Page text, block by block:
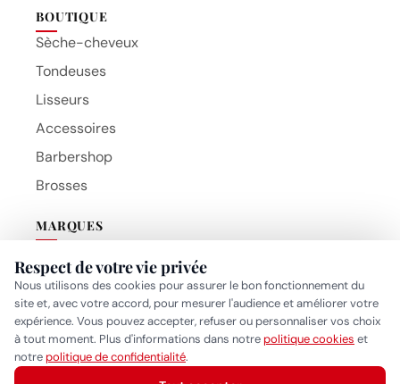
BOUTIQUE
Sèche-cheveux
Tondeuses
Lisseurs
Accessoires
Barbershop
Brosses
MARQUES
Gammapiu
Wahl
Eurostil
MYOM
Respect de votre vie privée
Nous utilisons des cookies pour assurer le bon fonctionnement du
site et, avec votre accord, pour mesurer l'audience et améliorer votre
expérience. Vous pouvez accepter, refuser ou personnaliser vos choix
à tout moment. Plus d'informations dans notrepolitique cookies et
notrepolitique de confidentialité.
Beauty Hair Products
Réponse généralement sous quelques heures